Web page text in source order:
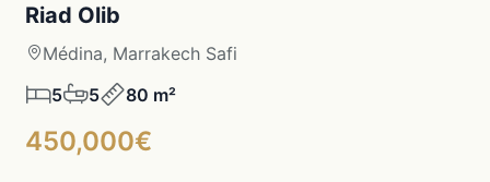
Riad Olib
Médina, Marrakech Safi
5
5 80 m²
450,000€